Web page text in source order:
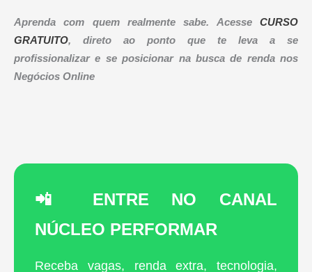
Aprenda com quem realmente sabe. Acesse CURSO
GRATUITO, direto ao ponto que te leva a se
profissionalizar e se posicionar na busca de renda nos
Negócios Online
📲 ENTRE NO CANAL
NÚCLEO PERFORMAR
Receba vagas, renda extra, tecnologia,